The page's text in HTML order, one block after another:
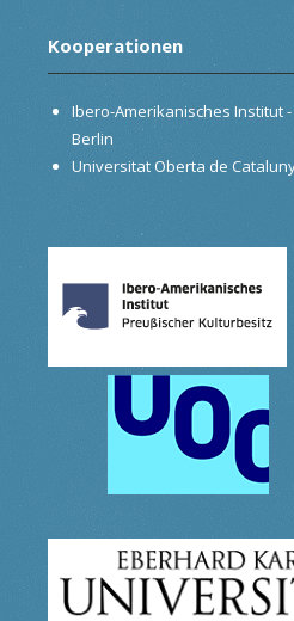
Kooperationen
Ibero-Amerikanisches Institut
Berlin
Universitat Oberta de